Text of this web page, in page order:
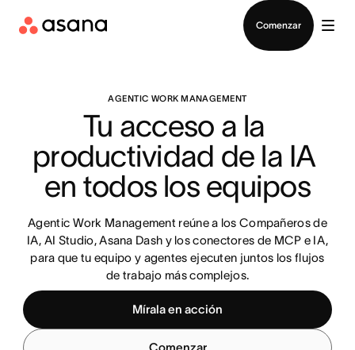
Comenzar
AGENTIC WORK MANAGEMENT
Tu acceso a la
productividad de la IA
en todos los equipos
Agentic Work Management reúne a los Compañeros de
IA, AI Studio, Asana Dash y los conectores de MCP e IA,
para que tu equipo y agentes ejecuten juntos los flujos
de trabajo más complejos.
Mírala en acción
Comenzar